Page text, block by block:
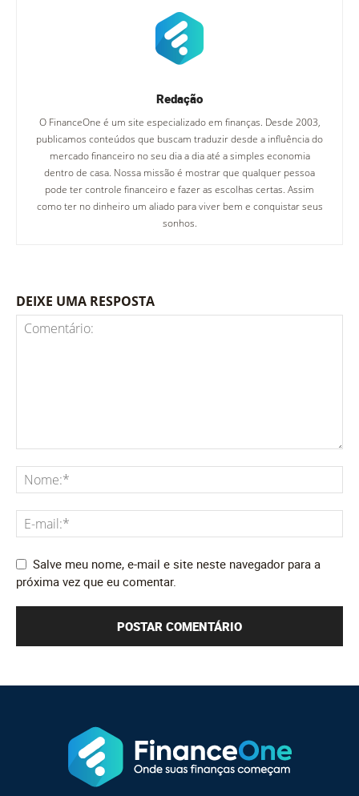
Redação
O FinanceOne é um site especializado em finanças. Desde 2003,
publicamos conteúdos que buscam traduzir desde a influência do
mercado financeiro no seu dia a dia até a simples economia
dentro de casa. Nossa missão é mostrar que qualquer pessoa
pode ter controle financeiro e fazer as escolhas certas. Assim
como ter no dinheiro um aliado para viver bem e conquistar seus
sonhos.
DEIXE UMA RESPOSTA
Salve meu nome, e-mail e site neste navegador para a
próxima vez que eu comentar.